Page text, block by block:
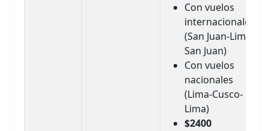
Con vuelos
internacionales
(San Juan-Lima-
San Juan)
Con vuelos
nacionales
(Lima-Cusco-
Lima)
$2400